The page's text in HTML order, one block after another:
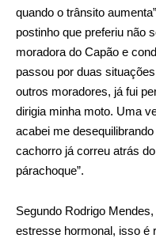
quando o trânsito
postinho que preferiu não
moradora do Capão e
passou por duas
outros moradores, já fui
dirigia minha moto. Uma
acabei me
cachorro já correu atrás
párachoque”.
Segundo Rodrigo
estresse hormonal, isso é